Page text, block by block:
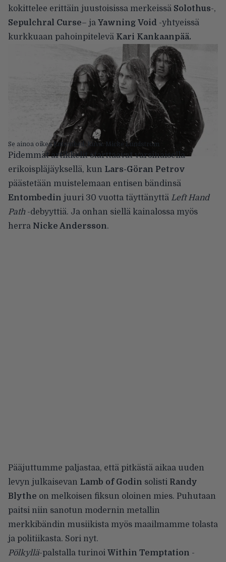
kokittelee erittäin juustoisissa merkeissä Solothus-,
Sepulchral Curse– ja Yawning Void -yhtyeissä
kurkkuaan pahoinpitelevä Kari Kankaanpää.
Se ainoa oikea Entombed. Kuva: Micke Lundström
Pidemmät artikkelit starttaavat varsinaisella
erikoispläjäyksellä, kun Lars-Göran Petrov
päästetään muistelemaan entisen bändinsä
Entombedin juuri 30 vuotta täyttänyttä Left Hand
Path -debyyttiä. Ja onhan siellä kainalossa myös
herra Nicke Andersson.
Pääjuttumme paljastaa, että pitkästä aikaa uuden
levyn julkaisevan Lamb of Godin solisti Randy
Blythe on melkoisen fiksun oloinen mies. Puhutaan
paitsi niin sanotun modernin metallin
merkkibändin musiikista myös maailmamme tolasta
ja politiikasta. Sori nyt.
Pölkyllä-palstalla turinoi Within Temptation -